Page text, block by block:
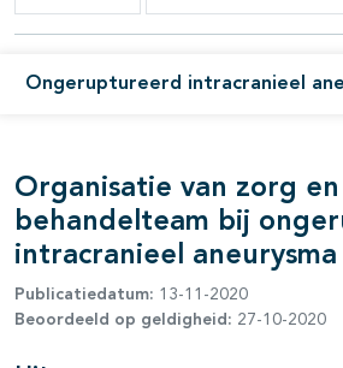
Ongeruptureerd intracranieel
open- en dichtklappen
Organisatie van zorg en
behandelteam bij
intracranieel aneurysma
Publicatiedatum: 13-11-2020
Beoordeeld op geldigheid: 27-10-2020